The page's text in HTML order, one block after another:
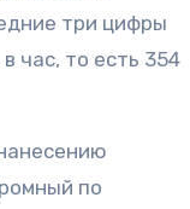
три цифры
час, то есть 354
по